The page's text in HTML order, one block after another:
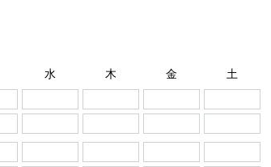
水 木 金 土